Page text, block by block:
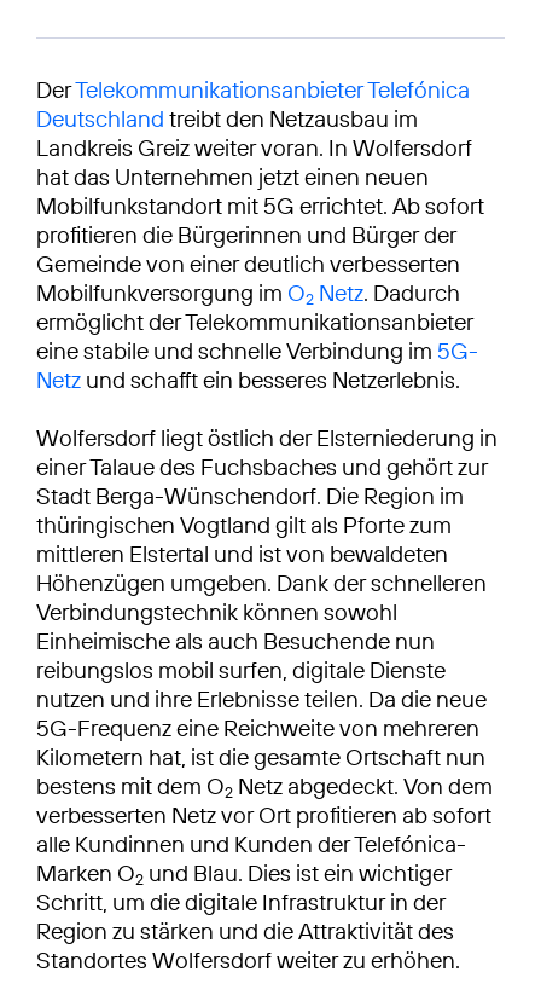
DerTelekommunikationsanbieter Telefónica
Deutschland treibt den Netzausbau im
Landkreis Greiz weiter voran. In Wolfersdorf
hat das Unternehmen jetzt einen neuen
Mobilfunkstandort mit 5G errichtet. Ab sofort
profitieren die Bürgerinnen und Bürger der
Gemeinde von einer deutlich verbesserten
Mobilfunkversorgung im O2 Netz. Dadurch
ermöglicht der Telekommunikationsanbieter
eine stabile und schnelle Verbindung im 5G-
Netz und schafft ein besseres Netzerlebnis.
Wolfersdorf liegt östlich der Elsterniederung in
einer Talaue des Fuchsbaches und gehört zur
Stadt Berga-Wünschendorf. Die Region im
thüringischen Vogtland gilt als Pforte zum
mittleren Elstertal und ist von bewaldeten
Höhenzügen umgeben. Dank der schnelleren
Verbindungstechnik können sowohl
Einheimische als auch Besuchende nun
reibungslos mobil surfen, digitale Dienste
nutzen und ihre Erlebnisse teilen. Da die neue
5G-Frequenz eine Reichweite von mehreren
Kilometern hat, ist die gesamte Ortschaft nun
bestens mit dem O2 Netz abgedeckt. Von dem
verbesserten Netz vor Ort profitieren ab sofort
alle Kundinnen und Kunden der Telefónica-
Marken O2 und Blau. Dies ist ein wichtiger
Schritt, um die digitale Infrastruktur in der
Region zu stärken und die Attraktivität des
Standortes Wolfersdorf weiter zu erhöhen.